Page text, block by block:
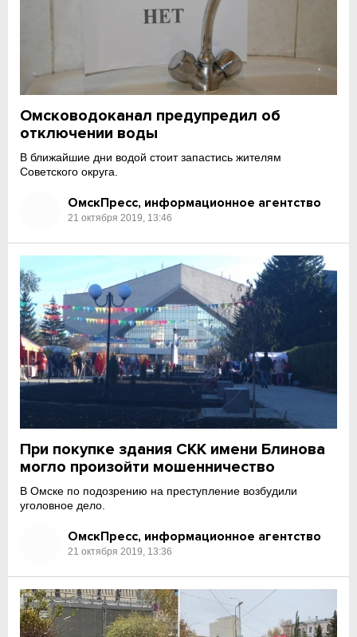
Омсководоканал предупредил об
отключении воды
В ближайшие дни водой стоит запастись жителям
Советского округа.
ОмскПресс, информационное агентство
21 октября 2019, 13:46
При покупке здания СКК имени Блинова
могло произойти мошенничество
В Омске по подозрению на преступление возбудили
уголовное дело.
ОмскПресс, информационное агентство
21 октября 2019, 13:36